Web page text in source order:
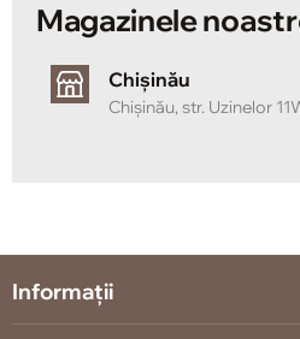
Magazinele
Chișinău
Chișinău, str. Uzinelor
Informații